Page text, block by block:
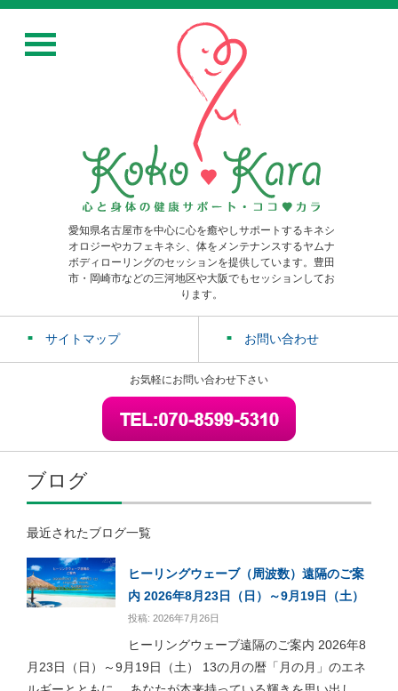
愛知県名古屋市を中心に心を癒やしサポートするキネシ
オロジーやカフェキネシ、体をメンテナンスするヤムナ
ボディローリングのセッションを提供しています。豊田
市・岡崎市などの三河地区や大阪でもセッションしてお
ります。
サイトマップ お問い合わせ
お気軽にお問い合わせ下さい
ブログ
最近されたブログ一覧
ヒーリングウェーブ（周波数）遠隔のご案
内 2026年8月23日（日）～9月19日（土）
投稿: 2026年7月26日
ヒーリングウェーブ遠隔のご案内 2026年8
月23日（日）～9月19日（土） 13の月の暦「月の月」のエネ